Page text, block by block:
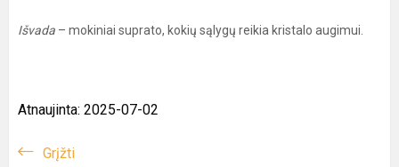
Išvada – mokiniai suprato, kokių sąlygų reikia kristalo augimui.
Atnaujinta: 2025-07-02
Grįžti